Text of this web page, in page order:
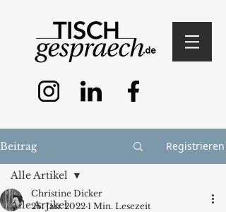
Beitrag Registrieren
Alle Artikel
Alle Artikel
Christine Dicker
26. Jan. 2022 1 Min. Lesezeit